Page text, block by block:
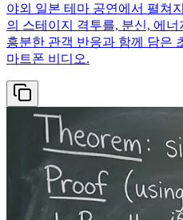
야외 일본 테마 공연에서 펼쳐
의 스테이지 격투를, 분신, 에
흥분한 관객 반응과 함께 담은
마트폰 비디오.